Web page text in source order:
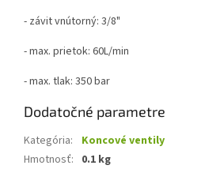
- závit vnútorný: 3/8"
- max. prietok: 60L/min
- max. tlak: 350 bar
Dodatočné parametre
Kategória:
Koncové ventily
Hmotnosť: 0.1 kg